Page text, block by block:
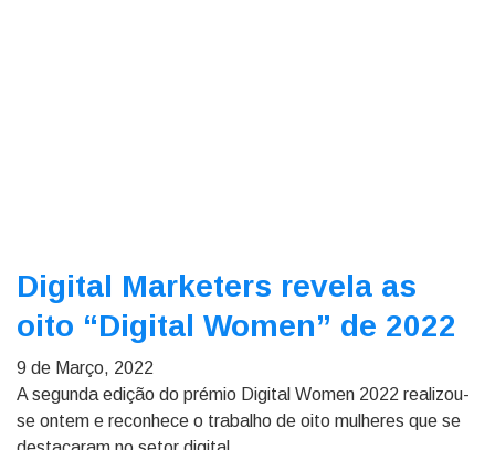
Digital Marketers revela as
oito “Digital Women” de 2022
9 de Março, 2022
A segunda edição do prémio Digital Women 2022 realizou-
se ontem e reconhece o trabalho de oito mulheres que se